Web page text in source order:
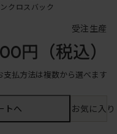
クロスバック
受注生産
円 （税込）
支払方法は複数から選べます
トへ お気に入